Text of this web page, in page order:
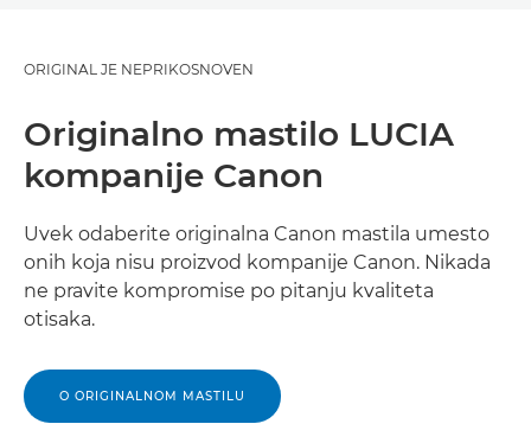
ORIGINAL JE NEPRIKOSNOVEN
Originalno mastilo LUCIA
kompanije Canon
Uvek odaberite originalna Canon mastila umesto
onih koja nisu proizvod kompanije Canon. Nikada
ne pravite kompromise po pitanju kvaliteta
otisaka.
O ORIGINALNOM MASTILU